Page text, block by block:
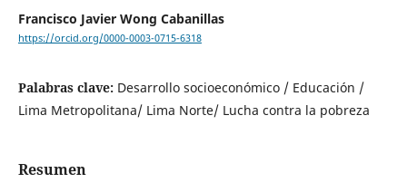
Francisco Javier Wong Cabanillas
https://orcid.org/0000-0003-0715-6318
Palabras clave: Desarrollo socioeconómico / Educación /
Lima Metropolitana/ Lima Norte/ Lucha contra la pobreza
Resumen